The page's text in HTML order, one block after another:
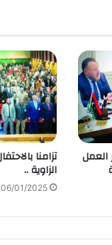
العمل
الزاوية ..
06/01/2025